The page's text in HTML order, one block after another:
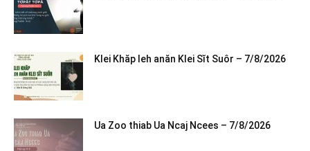
Klei Khăp leh anăn Klei Sĭt Suôr – 7/8/2026
Ua Zoo thiab Ua Ncaj Ncees – 7/8/2026